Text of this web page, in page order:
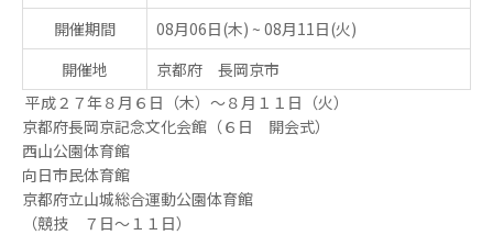
開催期間
08月06日(木) ~ 08月11日(火)
開催地
京都府 長岡京市
平成２７年８月６日（木）～８月１１日（火）
京都府長岡京記念文化会館（６日 開会式）
西山公園体育館
向日市民体育館
京都府立山城総合運動公園体育館
（競技 ７日～１１日）